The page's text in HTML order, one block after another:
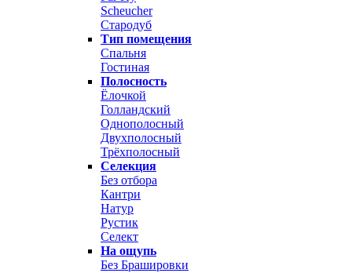
Scheucher
Стародуб
Тип помещения
Спальня
Гостиная
Полосность
Ёлочкой
Голландский
Однополосный
Двухполосный
Трёхполосный
Селекция
Без отбора
Кантри
Натур
Рустик
Селект
На ощупь
Без Брашировки